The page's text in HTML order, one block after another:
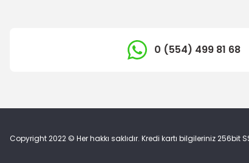
0 (554) 499 81 68
Copyright 2022 © Her hakkı saklıdır. Kredi kartı bilgileriniz 256bit